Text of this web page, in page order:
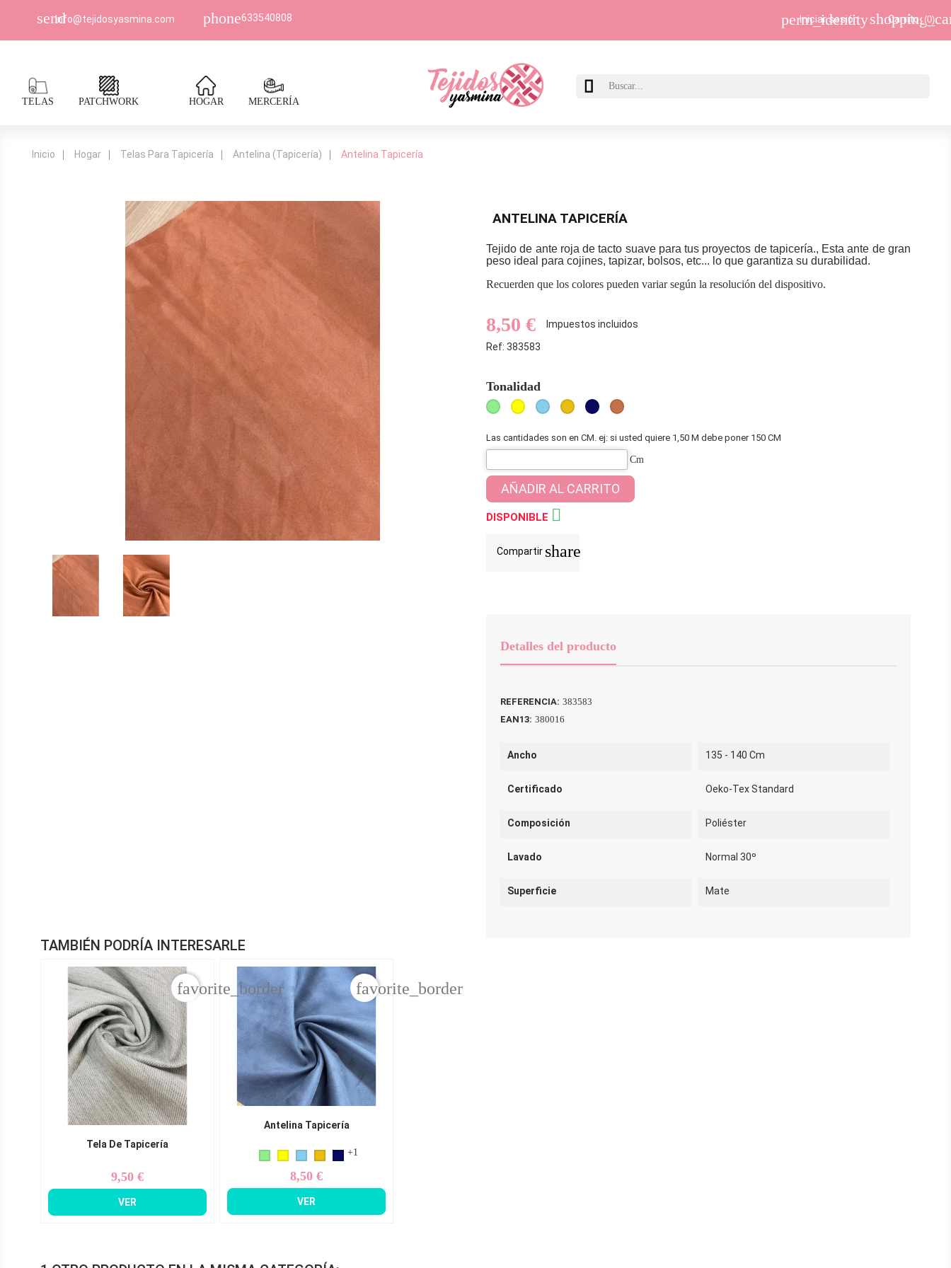
sendInfo@tejidosyasmina.com phone633540808 perm_identity
Iniciar sesión Carrito (0)
TELAS PATCHWORK HOGAR MERCERÍA

Inicio Hogar Telas Para Tapicería Antelina (Tapicería) Antelina Tapicería
ANTELINA TAPICERÍA
Tejido de ante roja de tacto suave para tus proyectos de tapicería., Esta ante de gran
peso ideal para cojines, tapizar, bolsos, etc... lo que garantiza su durabilidad.
Recuerden que los colores pueden variar según la resolución del dispositivo.
8,50 €
Impuestos incluidos
Ref: 383583
Tonalidad
Verde
AmarilloAzul
MostazaAzul
Teja
Las cantidades son en CM. ej: si usted quiere 1,50 M debe poner 150 CM
Cm
AÑADIR AL CARRITO
DISPONIBLE 
Compartir share
Detalles del producto
REFERENCIA: 383583
EAN13: 380016
Ancho 135 - 140 Cm
Certificado Oeko-Tex Standard
Composición Poliéster
Lavado Normal 30º
Superficie Mate
TAMBIÉN PODRÍA INTERESARLE
Tela De Tapicería
Precio
9,50 €
VER
favorite_border
Antelina Tapicería
+1
Precio
8,50 €
VER
favorite_border